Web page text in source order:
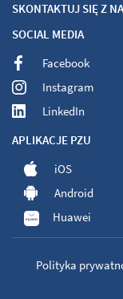
SKONTAKTUJ SIĘ Z
SOCIAL MEDIA
Facebook
Instagram
LinkedIn
APLIKACJE PZU
iOS
Android
Huawei
Polityka